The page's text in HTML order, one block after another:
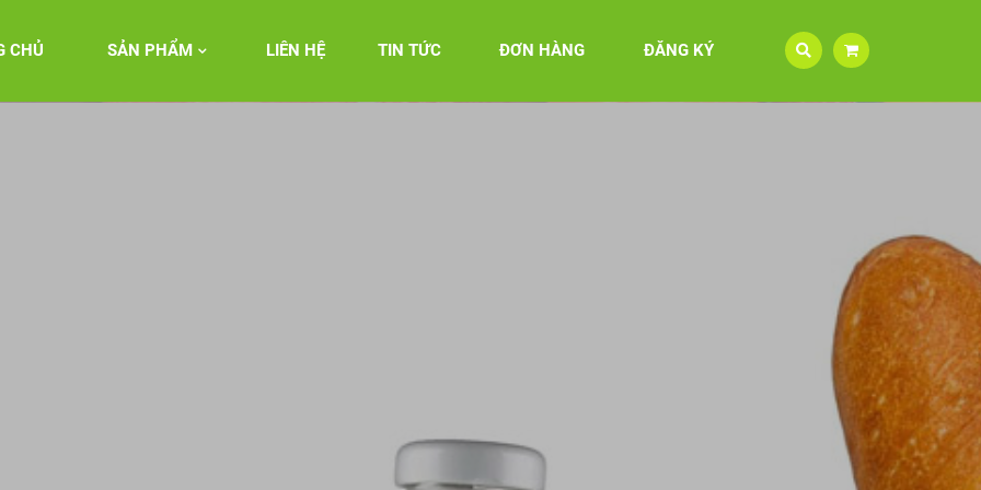
CHỦ SẢN PHẨM LIÊN HỆ TIN TỨC ĐƠN HÀNG ĐĂNG KÝ